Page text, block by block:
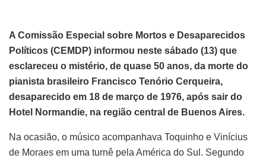
A Comissão Especial sobre Mortos e Desaparecidos
Políticos (CEMDP) informou neste sábado (13) que
esclareceu o mistério, de quase 50 anos, da morte do
pianista brasileiro Francisco Tenório Cerqueira,
desaparecido em 18 de março de 1976, após sair do
Hotel Normandie, na região central de Buenos Aires.
Na ocasião, o músico acompanhava Toquinho e Vinícius
de Moraes em uma turnê pela América do Sul. Segundo